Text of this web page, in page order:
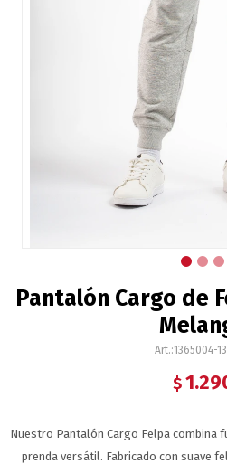
Pantalón Cargo de
1365004-
$
Nuestro Pantalón Cargo Felpa combina
prenda versátil. Fabricado con suave